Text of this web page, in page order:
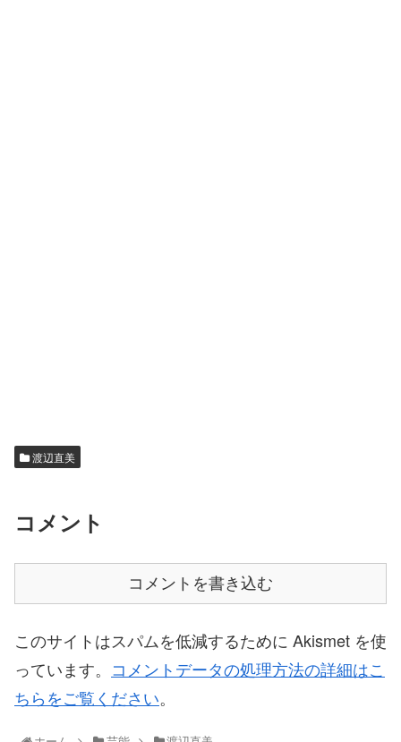
渡辺直美
コメント
コメントを書き込む
このサイトはスパムを低減するために Akismet を使
っています。 コメントデータの処理方法の詳細はこ
ちらをご覧ください。